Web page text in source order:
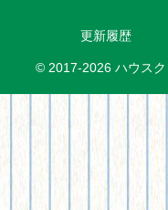
更新履歴
© 2017-2026 ハウスク